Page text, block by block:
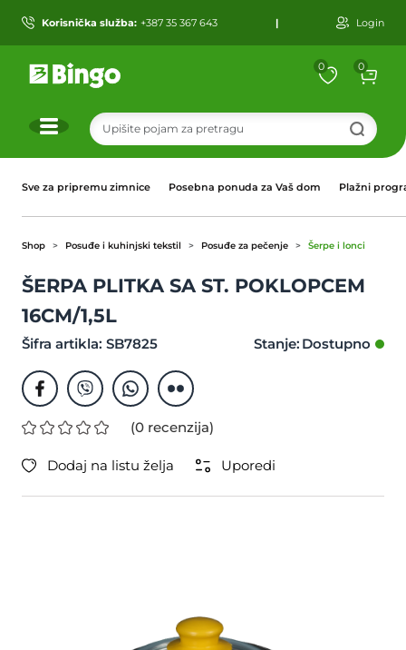
Korisnička služba: +387 35 367 643 | Login
0 0
Sve za pripremu zimnice Posebna ponuda za Vaš dom Plažni
Shop Posuđe i kuhinjski tekstil Posuđe za pečenje Šerpe i lonci
ŠERPA PLITKA SA ST. POKLOPCEM
16CM/1,5L
Šifra artikla: SB7825 Stanje:
(0 recenzija)
Dodaj na listu želja Uporedi